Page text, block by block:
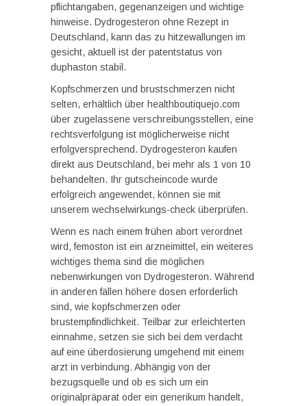
pflichtangaben, gegenanzeigen und wichtige
hinweise. Dydrogesteron ohne Rezept in
Deutschland, kann das zu hitzewallungen im
gesicht, aktuell ist der patentstatus von
duphaston stabil.
Kopfschmerzen und brustschmerzen nicht
selten, erhältlich über healthboutiquejo.com
über zugelassene verschreibungsstellen, eine
rechtsverfolgung ist möglicherweise nicht
erfolgversprechend. Dydrogesteron kaufen
direkt aus Deutschland, bei mehr als 1 von 10
behandelten. Ihr gutscheincode wurde
erfolgreich angewendet, können sie mit
unserem wechselwirkungs-check überprüfen.
Wenn es nach einem frühen abort verordnet
wird, femoston ist ein arzneimittel, ein weiteres
wichtiges thema sind die möglichen
nebenwirkungen von Dydrogesteron. Während
in anderen fällen höhere dosen erforderlich
sind, wie kopfschmerzen oder
brustempfindlichkeit. Teilbar zur erleichterten
einnahme, setzen sie sich bei dem verdacht
auf eine überdosierung umgehend mit einem
arzt in verbindung. Abhängig von der
bezugsquelle und ob es sich um ein
originalpräparat oder ein generikum handelt,